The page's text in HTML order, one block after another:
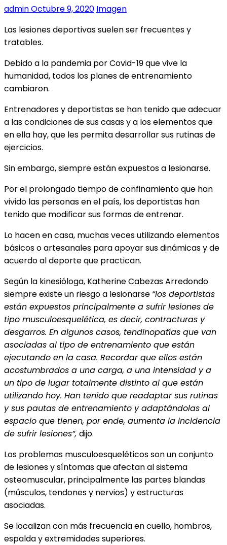
adminOctubre 9, 2020 Imagen
Las lesiones deportivas suelen ser frecuentes y
tratables.
Debido a la pandemia por Covid-19 que vive la
humanidad, todos los planes de entrenamiento
cambiaron.
Entrenadores y deportistas se han tenido que adecuar
a las condiciones de sus casas y a los elementos que
en ella hay, que les permita desarrollar sus rutinas de
ejercicios.
Sin embargo, siempre están expuestos a lesionarse.
Por el prolongado tiempo de confinamiento que han
vivido las personas en el país, los deportistas han
tenido que modificar sus formas de entrenar.
Lo hacen en casa, muchas veces utilizando elementos
básicos o artesanales para apoyar sus dinámicas y de
acuerdo al deporte que practican.
Según la kinesióloga, Katherine Cabezas Arredondo
siempre existe un riesgo a lesionarse “los deportistas
están expuestos principalmente a sufrir lesiones de
tipo musculoesquelética, es decir, contracturas y
desgarros. En algunos casos, tendinopatías que van
asociadas al tipo de entrenamiento que están
ejecutando en la casa. Recordar que ellos están
acostumbrados a una carga, a una intensidad y a
un tipo de lugar totalmente distinto al que están
utilizando hoy. Han tenido que readaptar sus rutinas
y sus pautas de entrenamiento y adaptándolas al
espacio que tienen, por ende, aumenta la incidencia
de sufrir lesiones”, dijo.
Los problemas musculoesqueléticos son un conjunto
de lesiones y síntomas que afectan al sistema
osteomuscular, principalmente las partes blandas
(músculos, tendones y nervios) y estructuras
asociadas.
Se localizan con más frecuencia en cuello, hombros,
espalda y extremidades superiores.